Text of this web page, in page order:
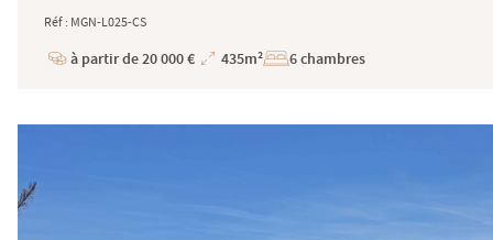
Réf : MGN-L025-CS
Prix
à partir de 20 000 €
Superficie
435m² 6 chambres